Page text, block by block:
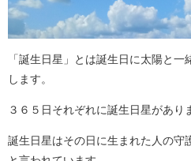
「誕生日星」とは誕生日に太陽と
します。
３６５日それぞれに誕生日星があり
誕生日星はその日に生まれた人の守